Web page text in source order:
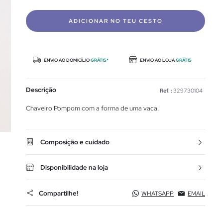
ADICIONAR NO TEU CESTO
ENVIO AO DOMICÍLIOGRÁTIS* ENVIO AO LOJAGRÁTIS
Descrição Ref. : 329730104
Chaveiro Pompom com a forma de uma vaca.
Composição e cuidado
Disponibilidade na loja
Compartilhe! WHATSAPP EMAIL